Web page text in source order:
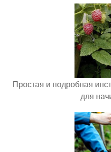
Простая и подробная
для